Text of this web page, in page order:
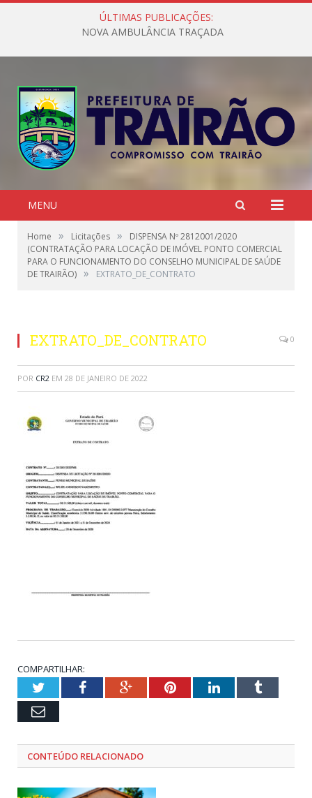
ÚLTIMAS PUBLICAÇÕES:
NOVA AMBULÂNCIA TRAÇADA
MENU
Home » Licitações »
DISPENSA Nº 2812001/2020
(CONTRATAÇÃO PARA LOCAÇÃO DE IMÓVEL PONTO COMERCIAL
PARA O FUNCIONAMENTO DO CONSELHO MUNICIPAL DE SAÚDE
DE TRAIRÃO) » EXTRATO_DE_CONTRATO
EXTRATO_DE_CONTRATO 0
POR CR2 EM 28 DE JANEIRO DE 2022
COMPARTILHAR:
TwitterFacebookGoogle+PinterestLinkedInTumblr
Email
CONTEÚDO RELACIONADO